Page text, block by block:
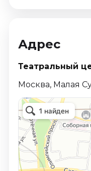
Адрес
Театральный
Москва, Малая